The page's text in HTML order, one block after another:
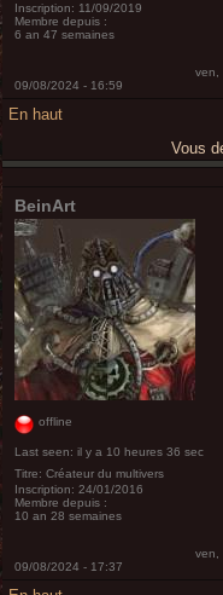
Inscription: 11/09/2019
Membre depuis :
6 an 47 semaines
ven,
09/08/2024 - 16:59
En haut
Vous
BeinArt
offline
Last seen: il y a 10 heures 36 sec
Titre: Créateur du multivers
Inscription: 24/01/2016
Membre depuis :
10 an 28 semaines
ven,
09/08/2024 - 17:37